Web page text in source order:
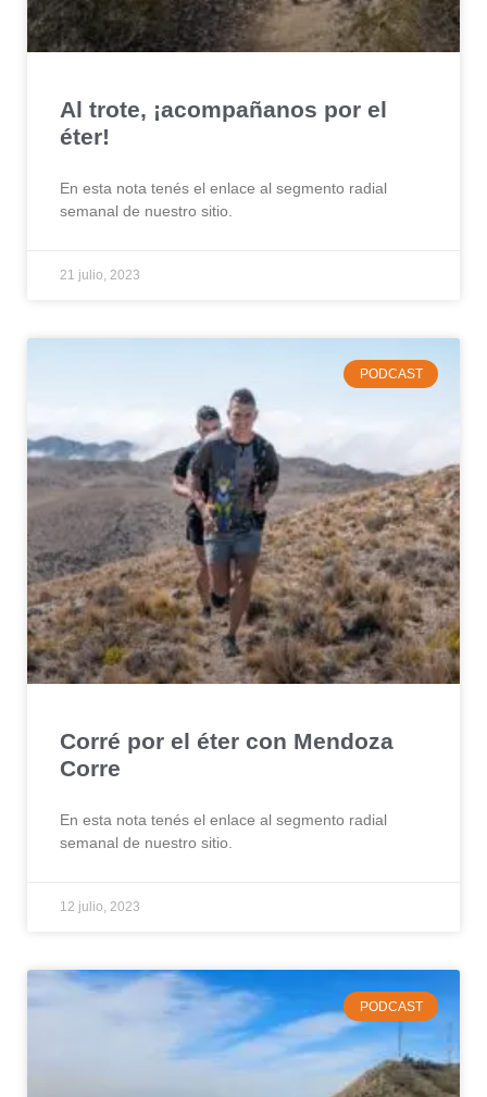
Al trote, ¡acompañanos por el
éter!
En esta nota tenés el enlace al segmento radial
semanal de nuestro sitio.
21 julio, 2023
PODCAST
Corré por el éter con Mendoza
Corre
En esta nota tenés el enlace al segmento radial
semanal de nuestro sitio.
12 julio, 2023
PODCAST